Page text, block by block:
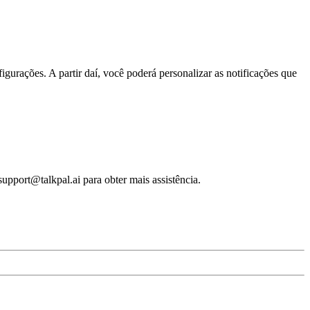
A partir daí, você poderá personalizar as notificações que
para obter mais assistência.